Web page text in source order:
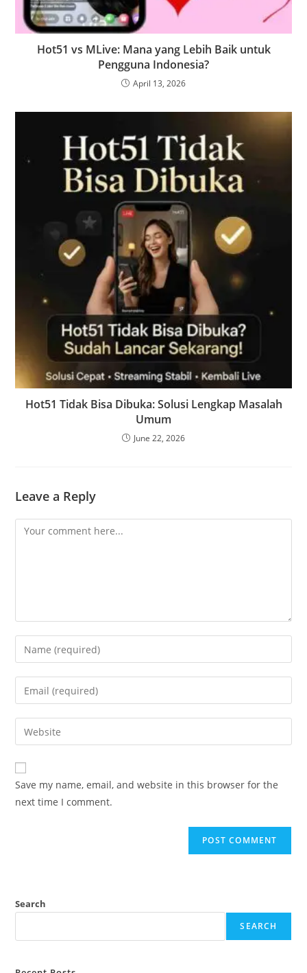
Hot51 vs MLive: Mana yang Lebih Baik untuk
Pengguna Indonesia?
April 13, 2026
Hot51 Tidak Bisa Dibuka: Solusi Lengkap Masalah
Umum
June 22, 2026
Leave a Reply
Comment
Enter
your
name
comment
Enter
your
email
address
comment
Enter
your
website
URL
(optional)
Save my name, email, and website in this browser for the
next time I comment.
Search
SEARCH